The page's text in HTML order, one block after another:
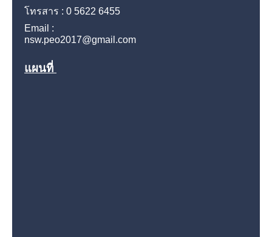
โทรสาร : 0 5622 6455
Email :
nsw.peo2017@gmail.com
แผนที่